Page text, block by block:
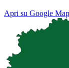
Apri su Google
Map